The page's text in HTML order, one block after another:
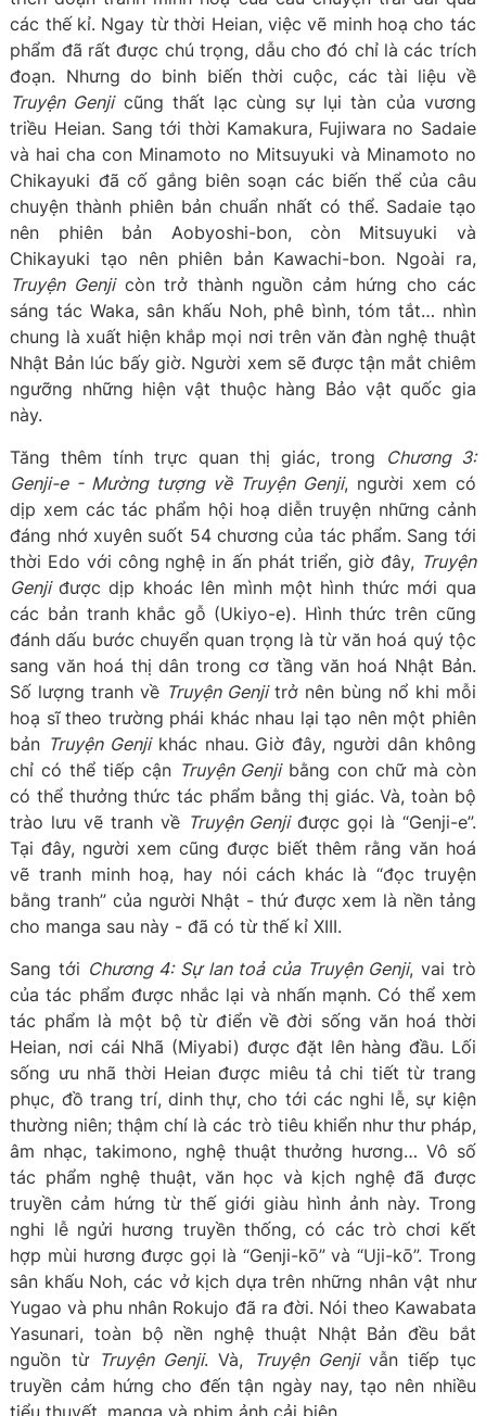
các thế kỉ. Ngay từ thời Heian, việc vẽ minh hoạ cho tác
phẩm đã rất được chú trọng, dẫu cho đó chỉ là các trích
đoạn. Nhưng do binh biến thời cuộc, các tài liệu về
Truyện Genjicũng thất lạc cùng sự lụi tàn của vương
triều Heian. Sang tới thời Kamakura, Fujiwara no Sadaie
và hai cha con Minamoto no Mitsuyuki và Minamoto no
Chikayuki đã cố gắng biên soạn các biến thể của câu
chuyện thành phiên bản chuẩn nhất có thể. Sadaie tạo
nên phiên bản Aobyoshi-bon, còn Mitsuyuki và
Chikayuki tạo nên phiên bản Kawachi-bon. Ngoài ra,
Truyện Genjicòn trở thành nguồn cảm hứng cho các
sáng tác Waka, sân khấu Noh, phê bình, tóm tắt… nhìn
chung là xuất hiện khắp mọi nơi trên văn đàn nghệ thuật
Nhật Bản lúc bấy giờ. Người xem sẽ được tận mắt chiêm
ngưỡng những hiện vật thuộc hàng Bảo vật quốc gia
này.
Tăng thêm tính trực quan thị giác, trong
Chương 3:
Genji-e - Mường tượng về Truyện Genji, người xem có
dịp xem các tác phẩm hội hoạ diễn truyện những cảnh
đáng nhớ xuyên suốt 54 chương của tác phẩm. Sang tới
thời Edo với công nghệ in ấn phát triển, giờ đây, Truyện
Genji được dịp khoác lên mình một hình thức mới qua
các bản tranh khắc gỗ (Ukiyo-e). Hình thức trên cũng
đánh dấu bước chuyển quan trọng là từ văn hoá quý tộc
sang văn hoá thị dân trong cơ tầng văn hoá Nhật Bản.
Số lượng tranh về Truyện Genjitrở nên bùng nổ khi mỗi
hoạ sĩ theo trường phái khác nhau lại tạo nên một phiên
bản Truyện Genjikhác nhau. Giờ đây, người dân không
chỉ có thể tiếp cận Truyện Genjibằng con chữ mà còn
có thể thưởng thức tác phẩm bằng thị giác. Và, toàn bộ
trào lưu vẽ tranh về Truyện Genjiđược gọi là “Genji-e”.
Tại đây, người xem cũng được biết thêm rằng văn hoá
vẽ tranh minh hoạ, hay nói cách khác là “đọc truyện
bằng tranh” của người Nhật - thứ được xem là nền tảng
cho manga sau này - đã có từ thế kỉ XIII.
Sang tới Chương 4: Sự lan toả của Truyện Genji, vai trò
của tác phẩm được nhắc lại và nhấn mạnh. Có thể xem
tác phẩm là một bộ từ điển về đời sống văn hoá thời
Heian, nơi cái Nhã (Miyabi) được đặt lên hàng đầu. Lối
sống ưu nhã thời Heian được miêu tả chi tiết từ trang
phục, đồ trang trí, dinh thự, cho tới các nghi lễ, sự kiện
thường niên; thậm chí là các trò tiêu khiển như thư pháp,
âm nhạc, takimono, nghệ thuật thưởng hương… Vô số
tác phẩm nghệ thuật, văn học và kịch nghệ đã được
truyền cảm hứng từ thế giới giàu hình ảnh này. Trong
nghi lễ ngửi hương truyền thống, có các trò chơi kết
hợp mùi hương được gọi là “Genji-kō” và “Uji-kō”. Trong
sân khấu Noh, các vở kịch dựa trên những nhân vật như
Yugao và phu nhân Rokujo đã ra đời. Nói theo Kawabata
Yasunari, toàn bộ nền nghệ thuật Nhật Bản đều bắt
nguồn từ Truyện Genji. Và, Truyện Genjivẫn tiếp tục
truyền cảm hứng cho đến tận ngày nay, tạo nên nhiều
tiểu thuyết, manga và phim ảnh cải biên.